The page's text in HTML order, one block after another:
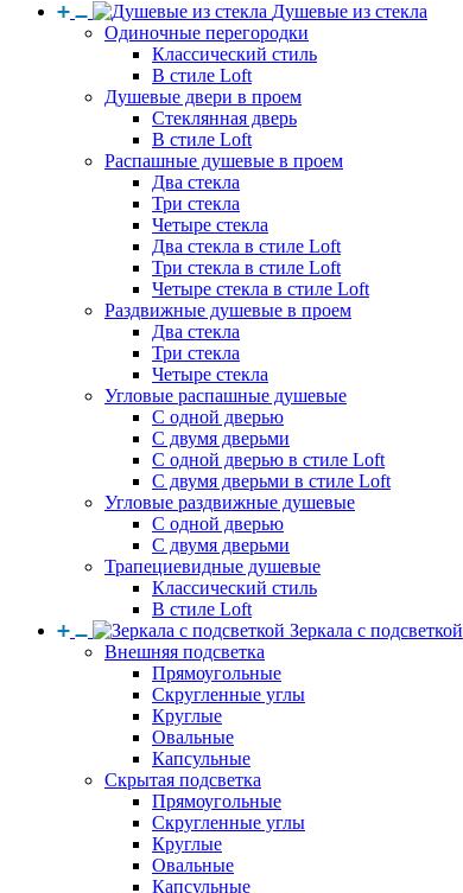
Душевые из стекла
Одиночные перегородки
Классический стиль
В стиле Loft
Душевые двери в проем
Стеклянная дверь
В стиле Loft
Распашные душевые в проем
Два стекла
Три стекла
Четыре стекла
Два стекла в стиле Loft
Три стекла в стиле Loft
Четыре стекла в стиле Loft
Раздвижные душевые в проем
Два стекла
Три стекла
Четыре стекла
Угловые распашные душевые
С одной дверью
С двумя дверьми
С одной дверью в стиле Loft
С двумя дверьми в стиле Loft
Угловые раздвижные душевые
С одной дверью
С двумя дверьми
Трапециевидные душевые
Классический стиль
В стиле Loft
Зеркала с подсветкой
Внешняя подсветка
Прямоугольные
Скругленные углы
Круглые
Овальные
Капсульные
Скрытая подсветка
Прямоугольные
Скругленные углы
Круглые
Овальные
Капсульные